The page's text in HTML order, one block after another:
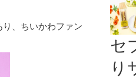
、ちいかわファン
セ
り